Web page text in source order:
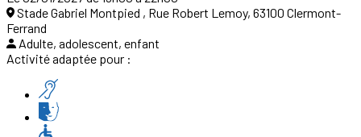
Stade Gabriel Montpied , Rue Robert Lemoy, 63100 Clermont-
Ferrand
Adulte, adolescent, enfant
Activité adaptée pour :